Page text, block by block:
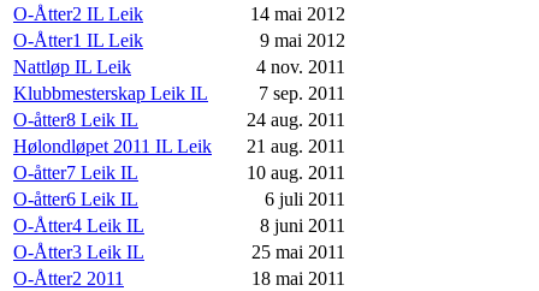
O-Åtter2 IL Leik
14 mai 2012
O-Åtter1 IL Leik
9 mai 2012
Nattløp IL Leik
4 nov. 2011
Klubbmesterskap Leik IL
7 sep. 2011
O-åtter8 Leik IL
24 aug. 2011
Hølondløpet 2011 IL Leik
21 aug. 2011
O-åtter7 Leik IL
10 aug. 2011
O-åtter6 Leik IL
6 juli 2011
O-Åtter4 Leik IL
8 juni 2011
O-Åtter3 Leik IL
25 mai 2011
O-Åtter2 2011
18 mai 2011